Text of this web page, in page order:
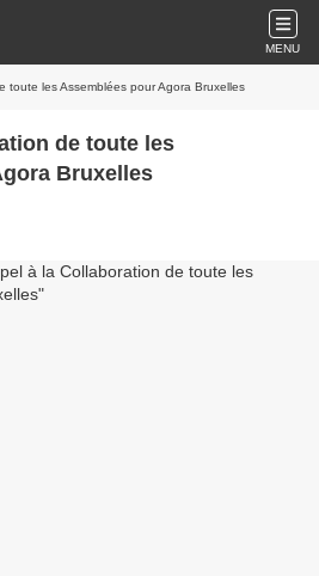
MENU
toute les Assemblées pour Agora Bruxelles
de toute les
Bruxelles